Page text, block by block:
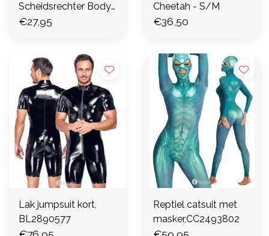
Scheidsrechter Body
Met Fluitje
€27,95
Cheetah - S/M
€36,50
Lak jumpsuit kort,
BL2890577
Reptiel catsuit met
masker,CC2493802